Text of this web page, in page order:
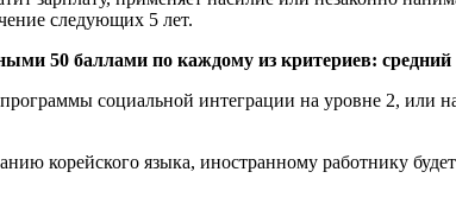
следующих 5 лет.
50 баллами по каждому из критериев: средний
социальной интеграции на уровне 2, или
корейского языка, иностранному работнику